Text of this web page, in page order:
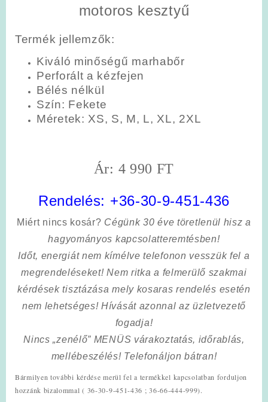
motoros kesztyű
Termék jellemzők:
Kiváló minőségű marhabőr
Perforált a kézfejen
Bélés nélkül
Szín: Fekete
Méretek: XS, S, M, L, XL, 2XL
Ár: 4 990 FT
Rendelés: +36-30-9-451-436
Miért nincs kosár? Cégünk 30 éve töretlenül hisz a
hagyományos kapcsolatteremtésben!
Időt, energiát nem kímélvetelefonon vesszük fel a
megrendeléseket! Nem ritka a felmerülő szakmai
kérdések tisztázása mely kosaras rendelés esetén
nem lehetséges! Hívását azonnal az üzletvezető
fogadja!
Nincs „zenélő” MENÜS várakoztatás, időrablás,
mellébeszélés! Telefonáljon bátran!
Bármilyen további kérdése merül fel a termékkel kapcsolatban forduljon
hozzánk bizalommal ( 36-30-9-451-436 ; 36-66-444-999).